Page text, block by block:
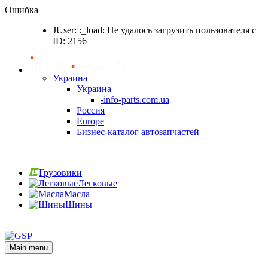
Ошибка
JUser: :_load: Не удалось загрузить пользователя с
ID: 2156
Украина
Украина
-info-parts.com.ua
Россия
Europe
Бизнес-каталог автозапчастей
Грузовики
Легковые
Масла
Шины
Main menu